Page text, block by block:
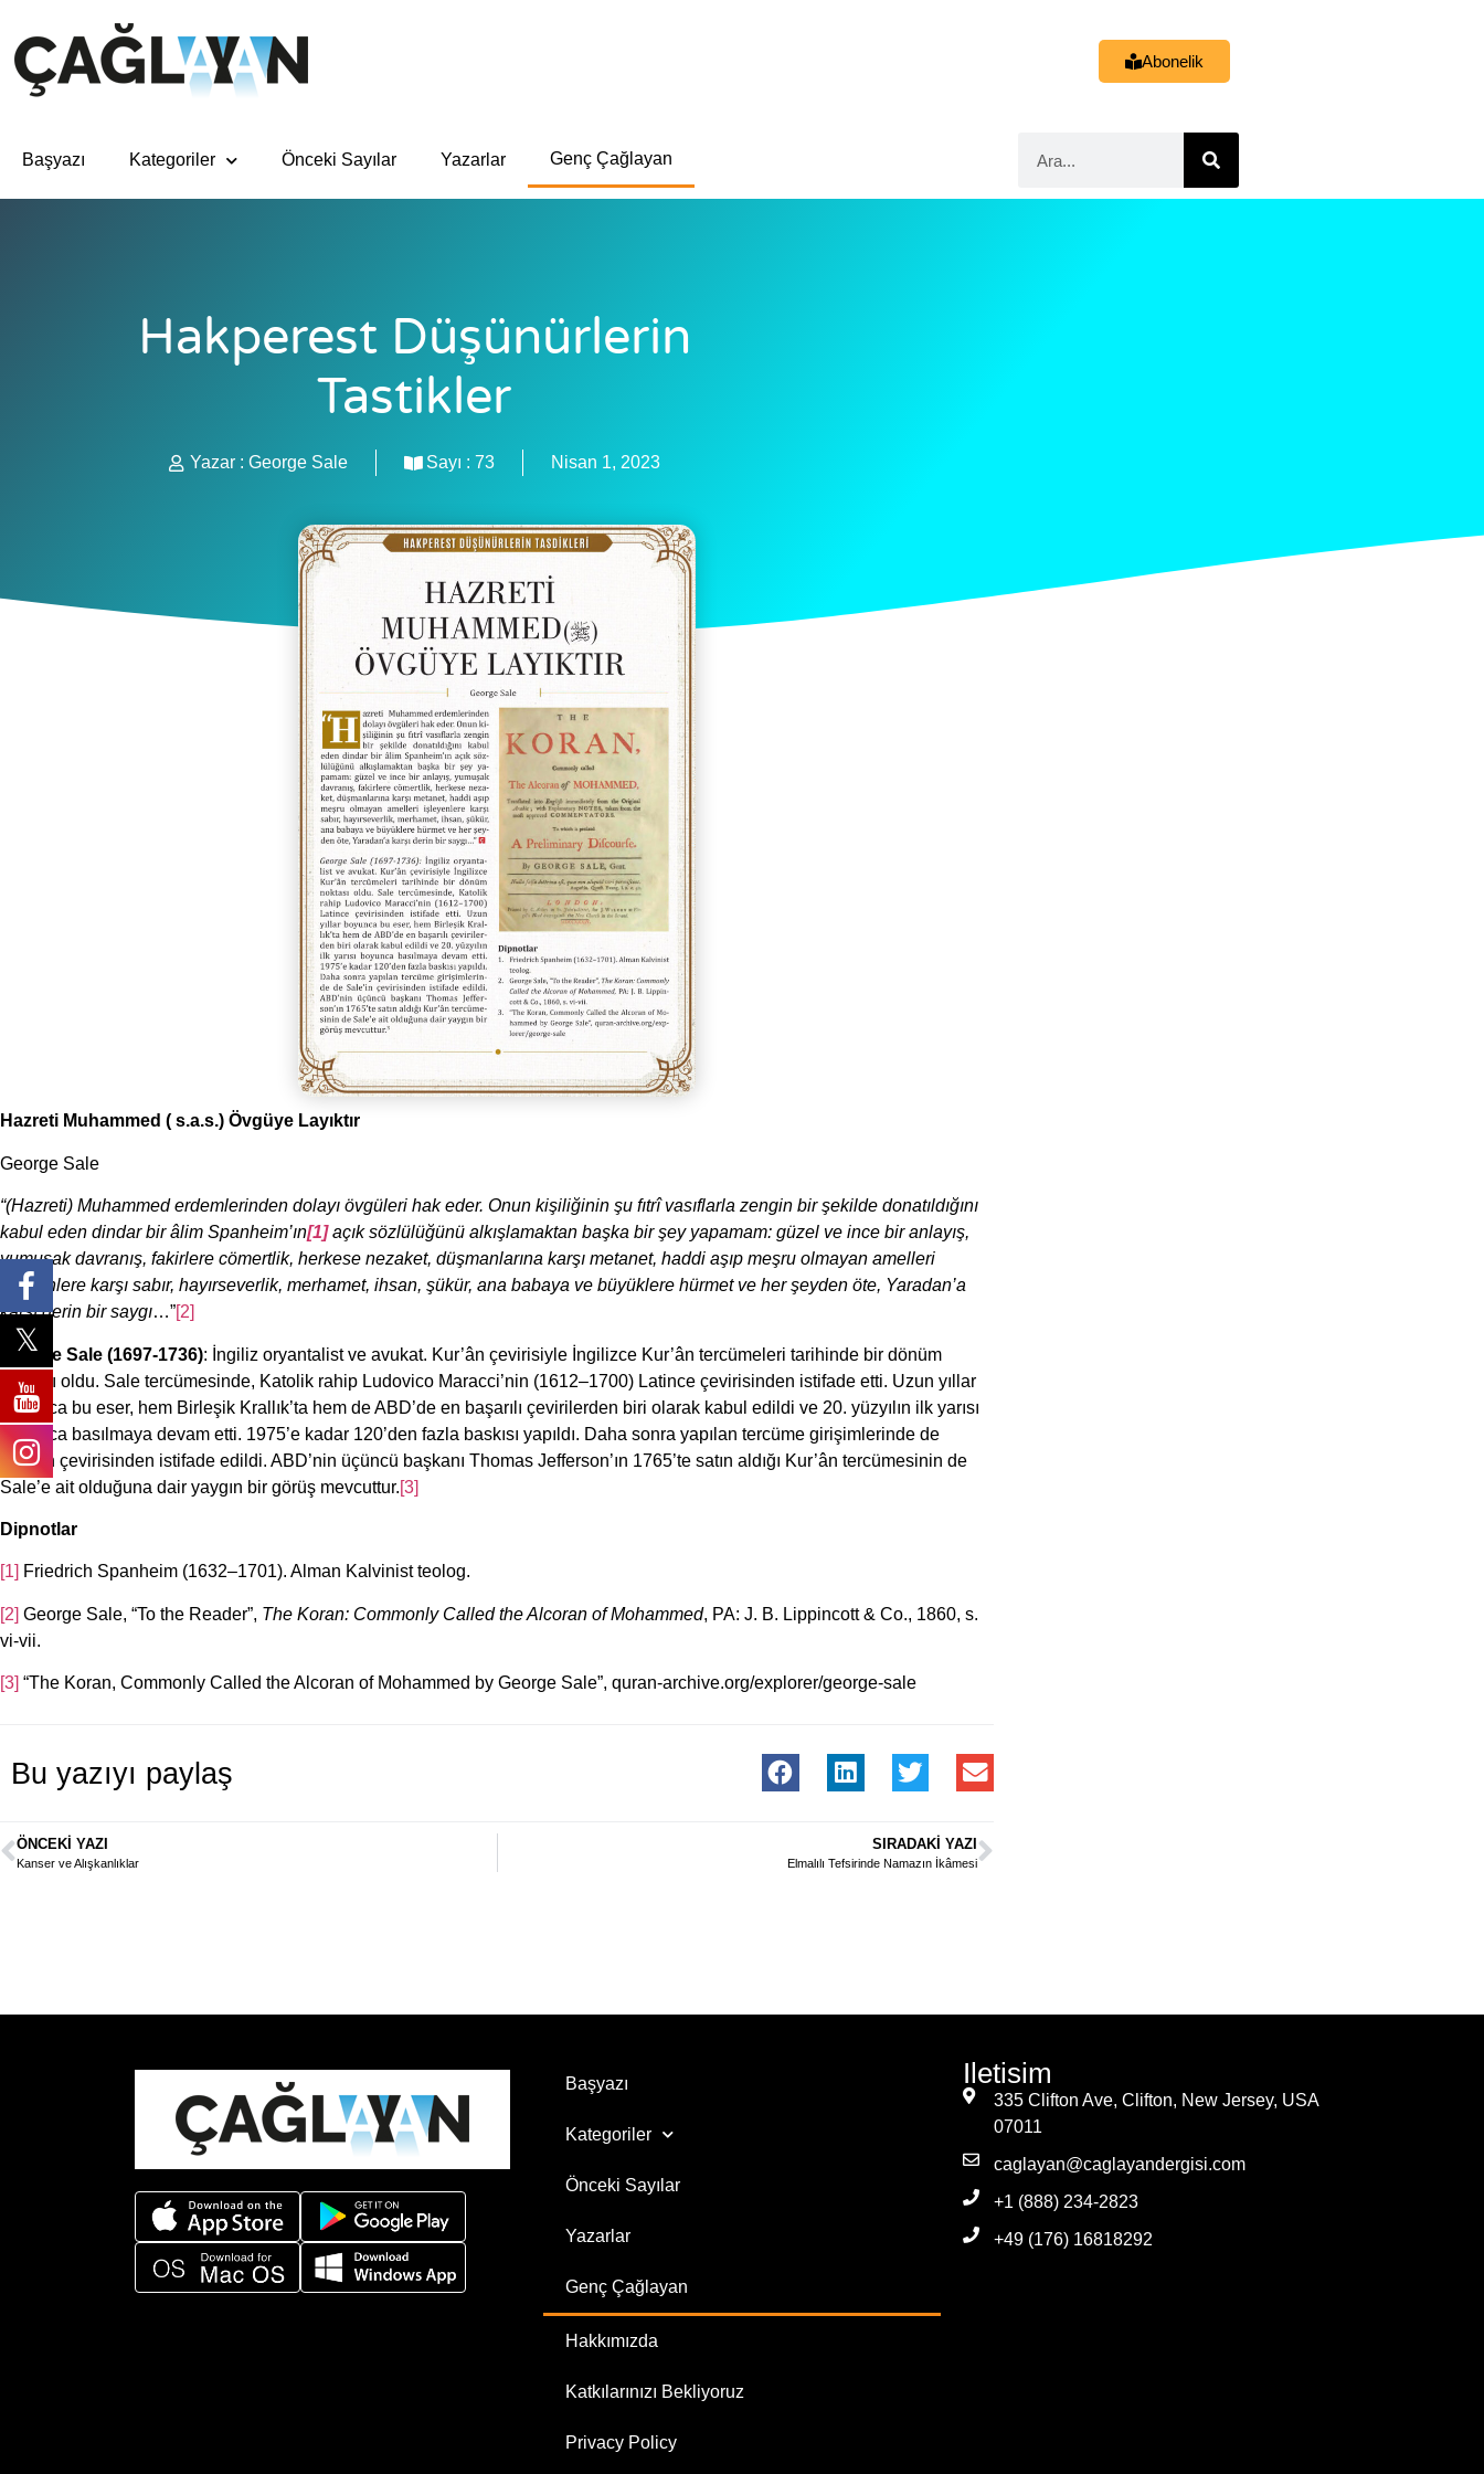
Abonelik
Başyazı Kategoriler Önceki Sayılar Yazarlar Genç Çağlayan
Hakperest Düşünürlerin
Tastikler
Yazar : George Sale Sayı : 73 Nisan 1, 2023
Hazreti Muhammed ( s.a.s.) Övgüye Layıktır
George Sale
“(Hazreti) Muhammed erdemlerinden dolayı övgüleri hak eder. Onun kişiliğinin şu fıtrî vasıflarla zengin bir şekilde donatıldığını
kabul eden dindar birâlim Spanheim’ın[1]açık sözlülüğünü alkışlamaktan başka bir şey yapamam: güzel ve ince bir anlayış,
yumuşak davranış, fakirlere cömertlik, herkese nezaket, düşmanlarına karşı metanet, haddi aşıp meşru olmayan amelleri
işleyenlere karşı sabır, hayırseverlik, merhamet, ihsan, şükür, ana babaya ve büyüklere hürmet ve her şeyden öte, Yaradan’a
karşı derin bir saygı…”[2]
George Sale (1697-1736): İngiliz oryantalist ve avukat. Kur’ân çevirisiyle İngilizce Kur’ân tercümeleri tarihinde bir dönüm
noktası oldu. Sale tercümesinde, Katolik rahip Ludovico Maracci’nin (1612–1700) Latince çevirisinden istifade etti. Uzun yıllar
boyunca bu eser, hem Birleşik Krallık’ta hem de ABD’de en başarılı çevirilerden biri olarak kabul edildi ve 20. yüzyılın ilk yarısı
boyunca basılmaya devam etti. 1975’e kadar 120’den fazla baskısı yapıldı. Daha sonra yapılan tercüme girişimlerinde de
Sale’in çevirisinden istifade edildi. ABD’nin üçüncü başkanı Thomas Jefferson’ın 1765’te satın aldığı Kur’ân tercümesinin de
Sale’e ait olduğuna dair yaygın bir görüş mevcuttur.[3]
Dipnotlar
[1] Friedrich Spanheim (1632–1701). Alman Kalvinist teolog.
[2] George Sale, “To the Reader”, The Koran: Commonly Called the Alcoran of Mohammed, PA: J. B. Lippincott & Co., 1860, s.
vi-vii.
[3] “The Koran, Commonly Called the Alcoran of Mohammed by George Sale”, quran-archive.org/explorer/george-sale
Bu yazıyı paylaş
ÖNCEKI YAZI
Kanser ve Alışkanlıklar
SIRADAKI YAZI
Elmalılı Tefsirinde Namazın İkâmesi
Başyazı
Kategoriler
Önceki Sayılar
Yazarlar
Genç Çağlayan
Hakkımızda
Katkılarınızı Bekliyoruz
Privacy Policy
Iletisim
335 Clifton Ave, Clifton, New Jersey, USA
07011
caglayan@caglayandergisi.com
+1 (888) 234-2823
+49 (176) 16818292